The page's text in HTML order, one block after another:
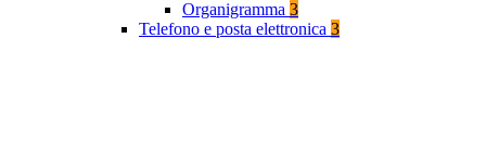
Organigramma 3
Telefono e posta elettronica 3